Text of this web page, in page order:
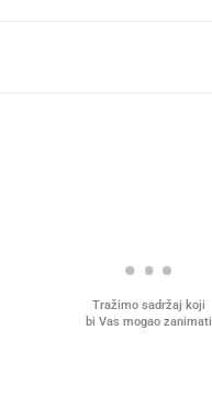
Tražimo sadržaj koji
bi Vas mogao zanimati